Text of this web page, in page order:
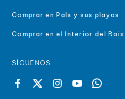
Comprar en Pals y sus playas
Comprar en el Interior del Baix
SÍGUENOS